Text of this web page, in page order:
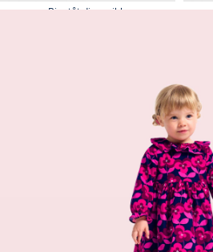
Bientôt disponible